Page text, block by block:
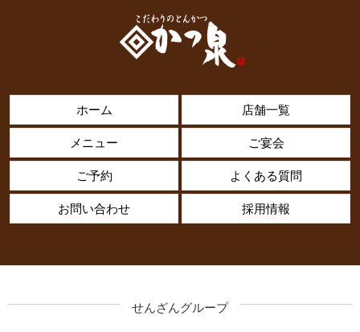
ホーム 店舗一覧
メニュー ご宴会
ご予約 よくある質問
お問い合わせ 採用情報
せんざんグループ